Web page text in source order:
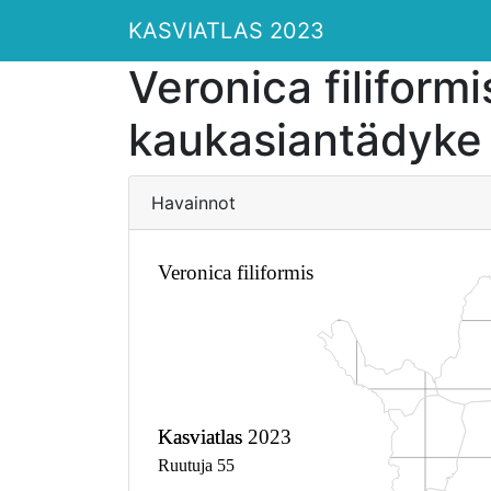
KASVIATLAS 2023
Veronica
kaukasiantädyke
Havainnot